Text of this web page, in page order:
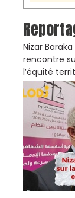
Nizar
rencontre
l’équité